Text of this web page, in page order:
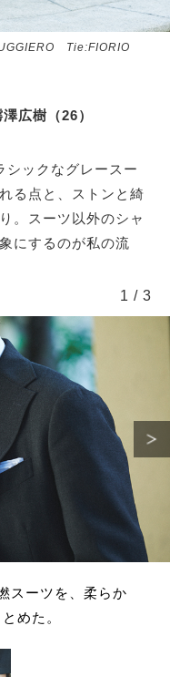
Tie:FIORIO
広樹（26）
シックなグレースー
る点と、ストンと綺
。スーツ以外のシャ
にするのが私の流
スーツを、柔らか
めた。
1 / 3